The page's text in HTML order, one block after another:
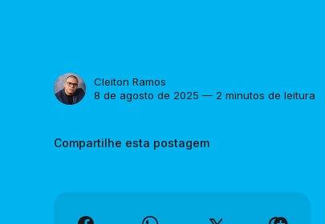
Cleiton Ramos
8 de agosto de 2025 — 2 minutos de leitura
Compartilhe esta postagem